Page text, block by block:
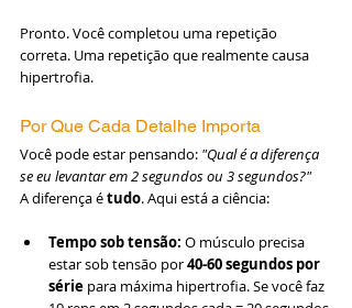
Pronto. Você completou uma repetição
correta. Uma repetição que realmente causa
hipertrofia.
Por Que Cada Detalhe Importa
Você pode estar pensando: "Qual é a diferença
se eu levantar em 2 segundos ou 3 segundos?"
A diferença é tudo. Aqui está a ciência:
Tempo sob tensão: O músculo precisa
estar sob tensão por 40-60 segundos por
série para máxima hipertrofia. Se você faz